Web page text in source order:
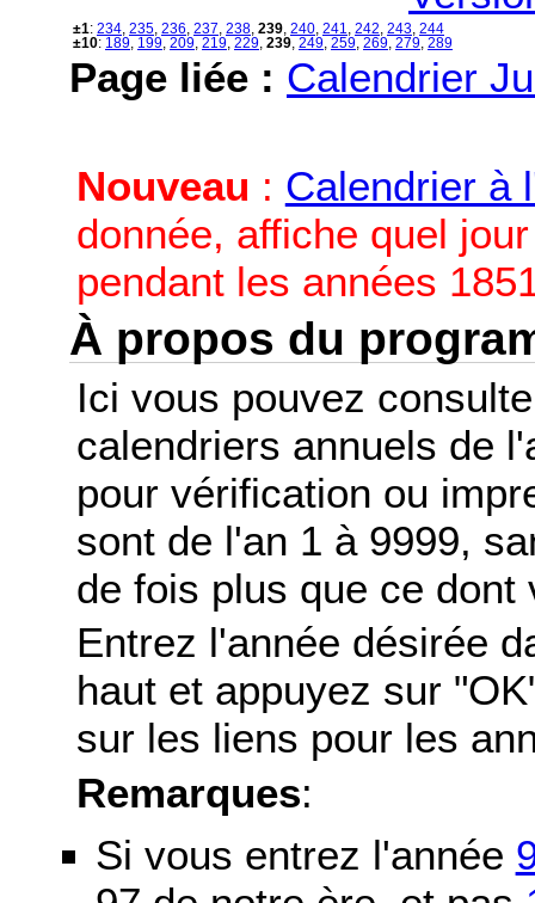
±1: 234 235 236 237 238 239 240 241 242 243 244
±10: 189 199 209 219 229 239 249 259 269 279 289
Page liée : Calendrier
Nouveau : Calendrier à
donnée, affiche quel
pendant les années
À propos du
Ici vous pouvez
calendriers annuels de
pour vérification ou
sont de l'an 1 à 9999,
de fois plus que ce dont
Entrez l'année désirée
haut et appuyez sur
sur les liens pour les
Remarques:
Si vous entrez l'année